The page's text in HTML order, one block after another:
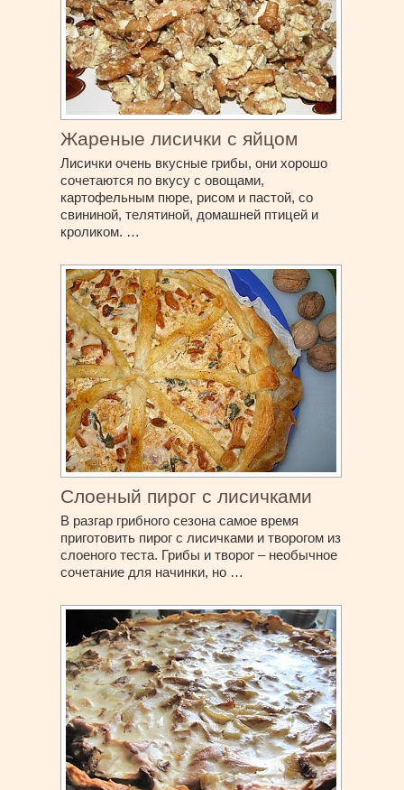
Жареные лисички с яйцом
Лисички очень вкусные грибы, они хорошо
сочетаются по вкусу с овощами,
картофельным пюре, рисом и пастой, со
свининой, телятиной, домашней птицей и
кроликом. …
Слоеный пирог с лисичками
В разгар грибного сезона самое время
приготовить пирог с лисичками и творогом из
слоеного теста. Грибы и творог – необычное
сочетание для начинки, но …